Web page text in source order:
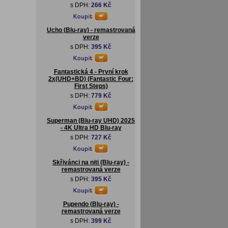
s DPH: 266 Kč
Ucho (Blu-ray) - remastrovaná
verze
s DPH: 395 Kč
Fantastická 4 - První krok
2x(UHD+BD) (Fantastic Four:
First Steps)
s DPH: 779 Kč
Superman (Blu-ray UHD) 2025
- 4K Ultra HD Blu-ray
s DPH: 727 Kč
Skřivánci na niti (Blu-ray) -
remastrovaná verze
s DPH: 395 Kč
Pupendo (Blu-ray) -
remastrovaná verze
s DPH: 399 Kč